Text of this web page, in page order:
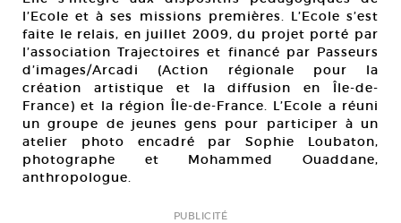
l’Ecole et à ses missions premières. L’Ecole s’est
faite le relais, en juillet 2009, du projet porté par
l’association Trajectoires et financé par Passeurs
d’images/Arcadi (Action régionale pour la
création artistique et la diffusion en Île-de-
France) et la région Île-de-France. L’Ecole a réuni
un groupe de jeunes gens pour participer à un
atelier photo encadré par Sophie Loubaton,
photographe et Mohammed Ouaddane,
anthropologue.
PUBLICITÉ